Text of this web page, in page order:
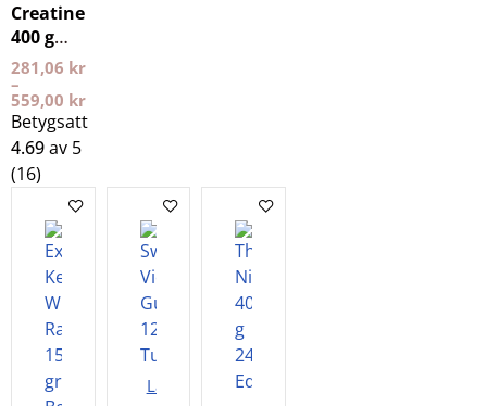
Creatine
400 g
NXT LVL
281,06 kr
–
559,00 kr
Betygsatt
4.69av 5
(16)
Lägg i